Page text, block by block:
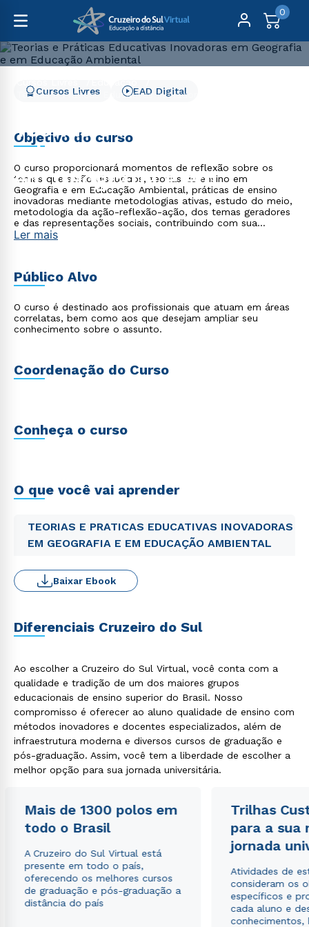
0
Teorias e Práticas Educativas Inovadoras em Geografia e
Teorias e Práticas
Educativas Inovadoras
em Geografia e em
Educação Ambiental
Cursos Livres EAD Digital
Objetivo do curso
O curso proporcionará momentos de reflexão sobre os
temas que serão discutidos, teorias de ensino em
Geografia e em Educação Ambiental, práticas de ensino
inovadoras mediante metodologias ativas, estudo do meio,
metodologia da ação-reflexão-ação, dos temas geradores
e das representações sociais, contribuindo com sua
formação continuada e trajetória profissional.
Ler mais
Público Alvo
O curso é destinado aos profissionais que atuam em áreas
correlatas, bem como aos que desejam ampliar seu
conhecimento sobre o assunto.
Coordenação do Curso
Conheça o curso
O que você vai aprender
TEORIAS E PRATICAS EDUCATIVAS INOVADORAS
EM GEOGRAFIA E EM EDUCAÇÃO AMBIENTAL
Baixar Ebook
Diferenciais Cruzeiro do Sul
Ao escolher a Cruzeiro do Sul Virtual, você conta com a
qualidade e tradição de um dos maiores grupos
educacionais de ensino superior do Brasil. Nosso
compromisso é oferecer ao aluno qualidade de ensino com
métodos inovadores e docentes especializados, além de
infraestrutura moderna e diversos cursos de graduação e
pós-graduação. Assim, você tem a liberdade de escolher a
melhor opção para sua jornada universitária.
Mais de 1300 polos em
todo o Brasil
A Cruzeiro do Sul Virtual está
presente em todo o país,
oferecendo os melhores cursos
de graduação e pós-graduação a
distância do país
Trilhas
para a sua
jornada
Atividades de
consideram os
específicos e
cada aluno e
conhecimentos,